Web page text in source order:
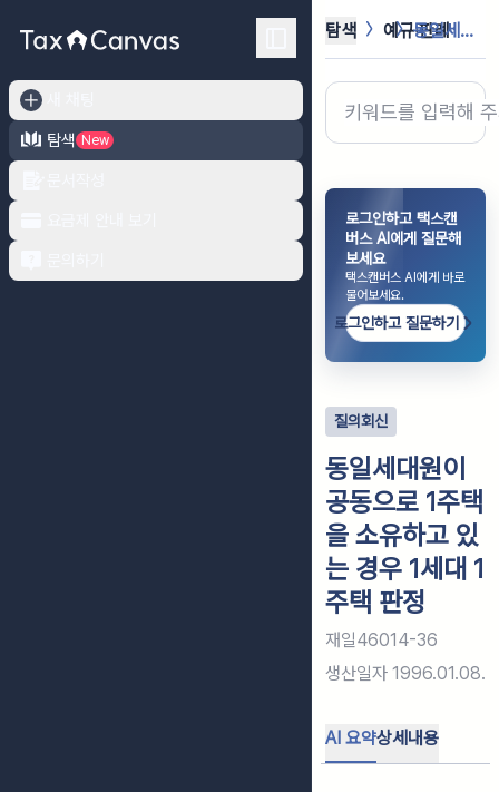
탐색
New
탐색 예규·판례 동일세대원이 공동으로 1주택을 소유하...
로그인하고 택스캔
버스 AI에게 질문해
보세요
택스캔버스 AI에게 바로
물어보세요.
로그인하고 질문하기
질의회신
동일세대원이
공동으로 1주택
을 소유하고 있
는 경우 1세대 1
주택 판정
재일46014-36
생산일자 1996.01.08.
AI 요약상세내용